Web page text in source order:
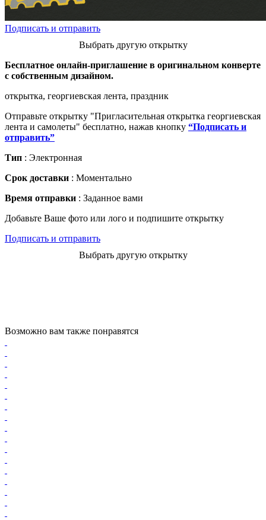
Подписать и отправить
Выбрать другую открытку
Бесплатное онлайн-приглашение в оригинальном конверте
с собственным дизайном.
открытка, георгиевская лента, праздник
Отправьте открытку "Пригласительная открытка георгиевская
лента и самолеты" бесплатно, нажав кнопку “Подписать и
отправить”
Тип : Электронная
Срок доставки : Моментально
Время отправки : Заданное вами
Добавьте Ваше фото или лого и подпишите открытку
Подписать и отправить
Выбрать другую открытку
Возможно вам также понравятся